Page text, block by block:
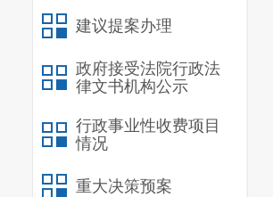
建议提案办理
政府接受法院行政法
律文书机构公示
行政事业性收费项目
情况
重大决策预案